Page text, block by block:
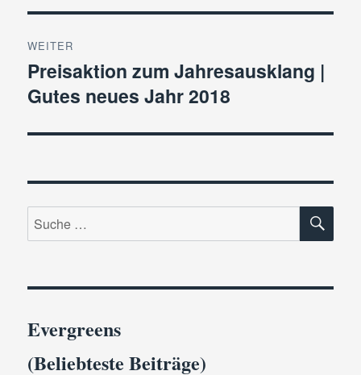
WEITER
Nächster
Beitrag:
Preisaktion zum Jahresausklang |
Gutes neues Jahr 2018
Suche
nach:
Evergreens
(Beliebteste Beiträge)